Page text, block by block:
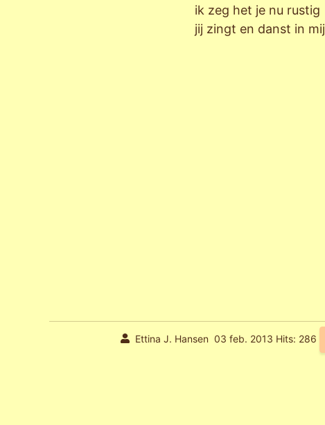
ik zeg het je nu rustig
jij zingt en danst in mij
Ettina J. Hansen 03 feb. 2013 Hits: 286